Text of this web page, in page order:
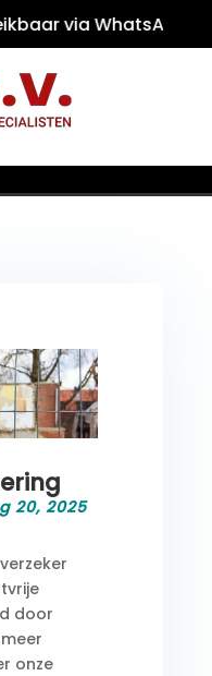
via
20, 2025
door
onze